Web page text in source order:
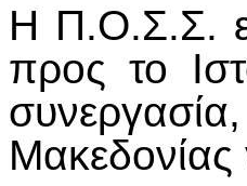
Η Π.Ο.Σ.Σ.
προς το
Μακεδονίας